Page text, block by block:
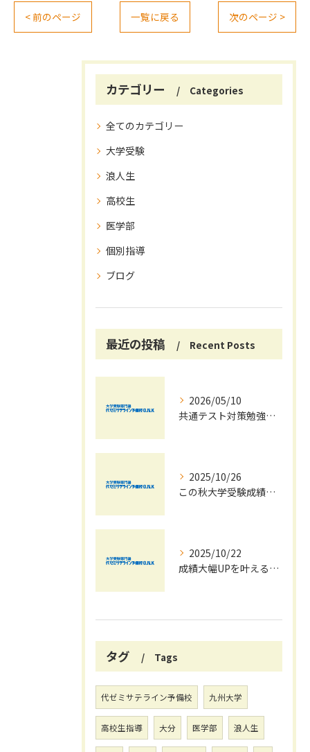
< 前のページ 一覧に戻る 次のページ >
カテゴリー Categories
全てのカテゴリー
大学受験
浪人生
高校生
医学部
個別指導
ブログ
最近の投稿 Recent Posts
2026/05/10
共通テスト対策勉強は早めに始めましょう！
2025/10/26
この秋大学受験成績大幅UPの秘訣
2025/10/22
成績大幅UPを叶える秋の効率学習法
タグ Tags
代ゼミサテライン予備校 九州大学
高校生指導 大分 医学部 浪人生